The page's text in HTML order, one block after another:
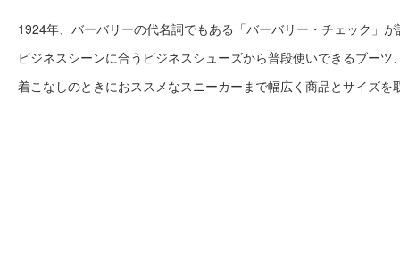
1924年、バーバリーの代名詞でもある「バーバリー・チェック」
ビジネスシーンに合うビジネスシューズから普段使いできるブーツ
着こなしのときにおススメなスニーカーまで幅広く商品とサイズを